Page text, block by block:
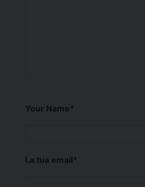
Your Name*
La tua email*